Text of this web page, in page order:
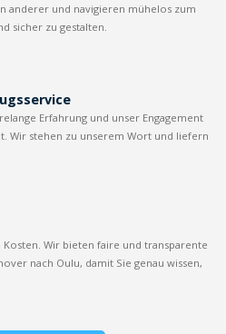
anderer und navigieren mühelos zum
sicher zu gestalten.
Erfahrung und unser Engagement
Wir stehen zu unserem Wort und liefern
Wir bieten faire und transparente
nach Oulu, damit Sie genau wissen,